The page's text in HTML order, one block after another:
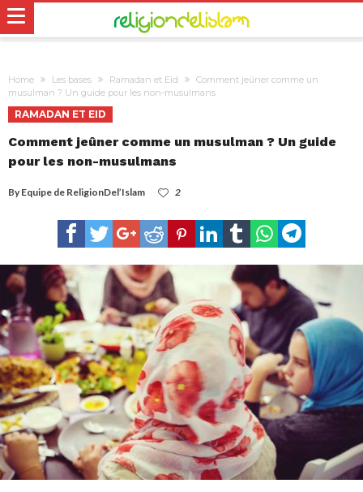
Home Les bases Ramadan et Eid
Comment jeûner comme un
musulman ? Un guide pour les non-musulmans
RAMADAN ET EID
Comment jeûner comme un musulman ? Un guide
pour les non-musulmans
By Equipe de ReligionDel’Islam 2